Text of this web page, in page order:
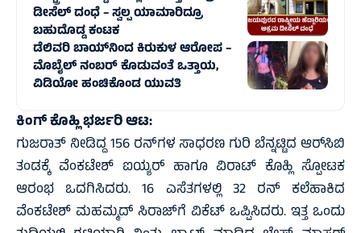
ಡೀಸೆಲ್ ದಂಧೆ – ಸ್ವಲ್ಪ ಯಾಮಾರಿದ್ರೂ
ಬಹುದೊಡ್ಡ ಕಂಟಕ
ಡೆಲಿವರಿ ಬಾಯ್‌ನಿಂದ ಕಿರುಕುಳ ಆರೋಪ –
ಮೊಬೈಲ್ ನಂಬರ್ ಕೊಡುವಂತೆ ಒತ್ತಾಯ,
ವಿಡಿಯೋ ಹಂಚಿಕೊಂಡ ಯುವತಿ
ಕಿಂಗ್ ಕೊಹ್ಲಿ ಭರ್ಜರಿ ಆಟ:
ಗುಜರಾತ್ ನೀಡಿದ್ದ 156 ರನ್‌ಗಳ ಸಾಧರಣ ಗುರಿ ಬೆನ್ನಟ್ಟಿದ ಆರ್‌ಸಿಬಿ
ತಂಡಕ್ಕೆ ವೆಂಕಟೇಶ್ ಐಯ್ಯರ್ ಹಾಗೂ ವಿರಾಟ್ ಕೊಹ್ಲಿ ಸ್ಪೋಟಕ
ಆರಂಭ ಒದಗಿಸಿದರು. 16 ಎಸೆತಗಳಲ್ಲಿ 32 ರನ್ ಕಲೆಹಾಕಿದ
ವೆಂಕಟೇಶ್ ಮಹಮ್ಮದ್ ಸಿರಾಜ್‌ಗೆ ವಿಕೆಟ್ ಒಪ್ಪಿಸಿದರು. ಇತ್ತ ಒಂದು